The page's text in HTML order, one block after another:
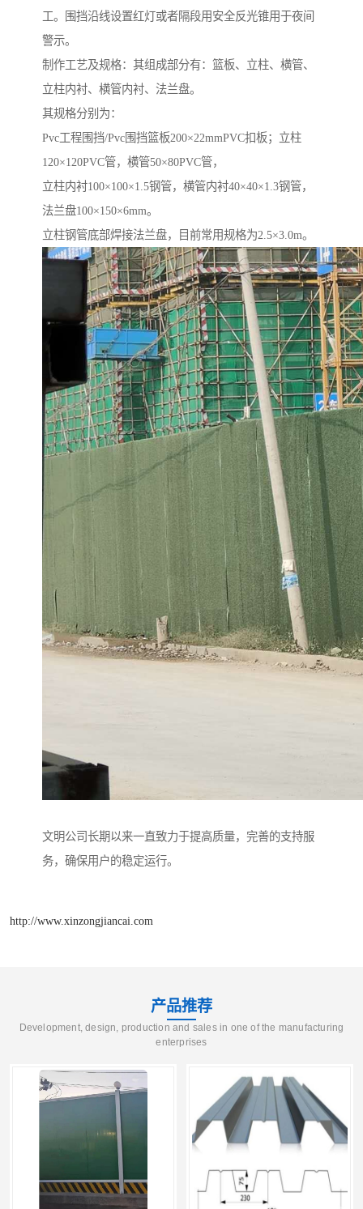
工。围挡沿线设置红灯或者隔段用安全反光锥用于夜间
警示。
制作工艺及规格：其组成部分有：篮板、立柱、横管、
立柱内衬、横管内衬、法兰盘。
其规格分别为：
Pvc工程围挡/Pvc围挡篮板200×22mmPVC扣板；立柱
120×120PVC管，横管50×80PVC管，
立柱内衬100×100×1.5钢管，横管内衬40×40×1.3钢管，
法兰盘100×150×6mm。
立柱钢管底部焊接法兰盘，目前常用规格为2.5×3.0m。
文明公司长期以来一直致力于提高质量，完善的支持服
务，确保用户的稳定运行。
http://www.xinzongjiancai.com
产品推荐
Development, design, production and sales in one of the manufacturing
enterprises